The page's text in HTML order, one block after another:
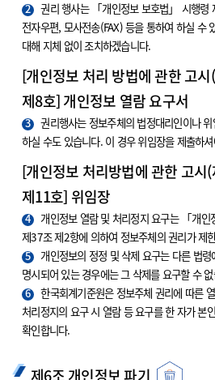
2
권리 행사는 「개인정보 보호법」 시행령
전자우편, 모사전송(FAX) 등을 통하여 하실 수
대해 지체 없이 조치하겠습니다.
[개인정보 처리 방법에 관한 고
제8호] 개인정보 열람 요구서
3
권리행사는 정보주체의 법정대리인이나
하실 수도 있습니다. 이 경우 위임장을 제출하
[개인정보 처리방법에 관한 고시
제11호] 위임장
4
개인정보 열람 및 처리정지 요구는 「개
제37조 제2항에 의하여 정보주체의 권리가 제
5
개인정보의 정정 및 삭제 요구는 다른 법
명시되어 있는 경우에는 그 삭제를 요구할 수 없
6
한국회계기준원은 정보주체 권리에 따른
처리정지의 요구 시 열람 등 요구를 한 자가 본
확인합니다.